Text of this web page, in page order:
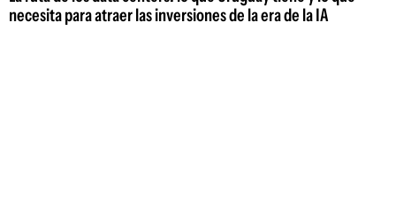
necesita para atraer las inversiones de la era de la IA